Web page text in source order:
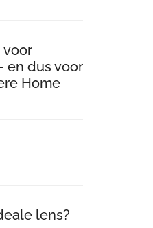
voor
en dus voor
Home
lens?